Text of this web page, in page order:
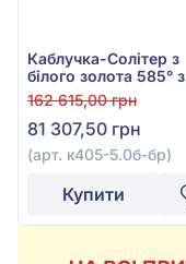
Каблучка-Солітер з
білого золота 585° з
діамантом 0,5ct, арт.
к405-5.0б-бр
162 615,00 грн
81 307,50 грн
(арт. к405-5.0б-бр)
Купити